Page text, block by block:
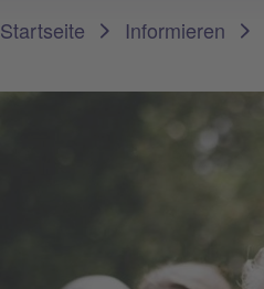
Startseite Informieren